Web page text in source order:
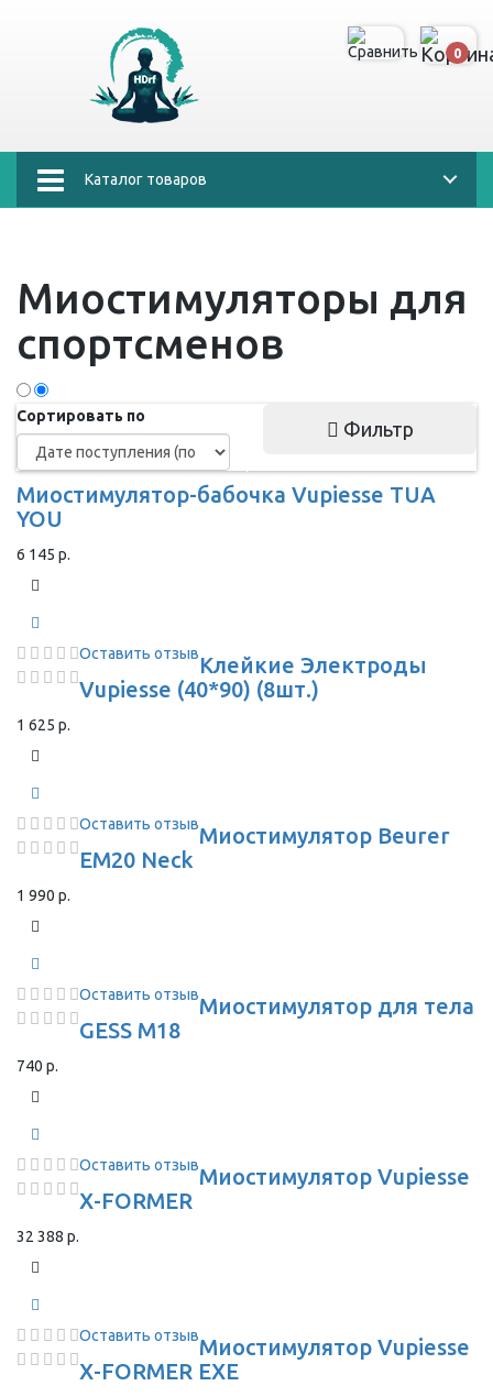
0
Каталог товаров
Миостимуляторы для
спортсменов
Сортировать по
Фильтр
Миостимулятор-бабочка Vupiesse TUA
YOU
6 145 р.
Оставить отзывКлейкие Электроды
Vupiesse (40*90) (8шт.)
1 625 р.
Оставить отзывМиостимулятор Beurer
EM20 Neck
1 990 р.
Оставить отзывМиостимулятор для тела
GESS M18
740 р.
Оставить отзывМиостимулятор Vupiesse
X-FORMER
32 388 р.
Оставить отзывМиостимулятор Vupiesse
X-FORMER EXE